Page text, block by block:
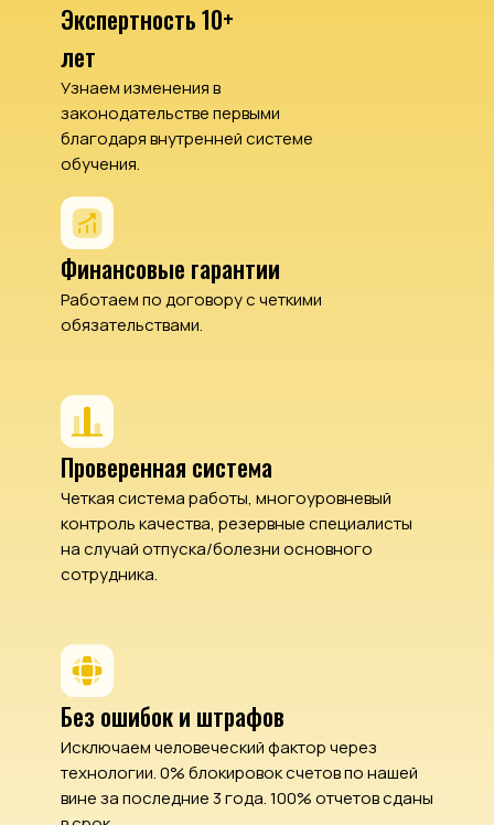
Экспертность 10+
лет
Узнаем изменения в
законодательстве первыми
благодаря внутренней системе
обучения.
Финансовые гарантии
Работаем по договору с четкими
обязательствами.
Проверенная система
Четкая система работы, многоуровневый
контроль качества, резервные специалисты
на случай отпуска/болезни основного
сотрудника.
Без ошибок и штрафов
Исключаем человеческий фактор через
технологии. 0% блокировок счетов по нашей
вине за последние 3 года. 100% отчетов сданы